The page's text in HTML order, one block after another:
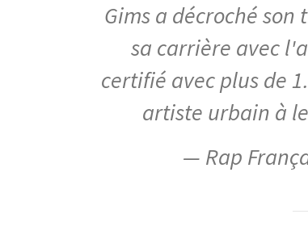
Gims a décroché
sa carrière avec
certifié avec plus de
artiste urbain à
— Rap